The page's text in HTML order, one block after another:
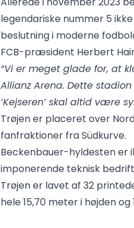
legendariske nummer 5
beslutning i moderne
FCB-præsident Herbert
“Vi er meget glade for, at
Allianz Arena. Dette
‘Kejseren’ skal altid være
Trøjen er placeret over
fanfraktioner fra Südkurve.
Beckenbauer-hyldesten er
imponerende teknisk
Trøjen er lavet af 32
hele 15,70 meter i højden